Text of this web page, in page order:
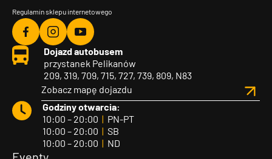
Regulamin sklepu internetowego
Agvo
Facebook
Agvo
Instagram
Agvo
YouTube
Dojazd autobusem
przystanek Pelikanów
209, 319, 709, 715, 727, 739, 809, N83
Zobacz mapę dojazdu
Godziny otwarcia:
10:00 – 20:00 | PN-PT
10:00 – 20:00 | SB
10:00 – 20:00 | ND